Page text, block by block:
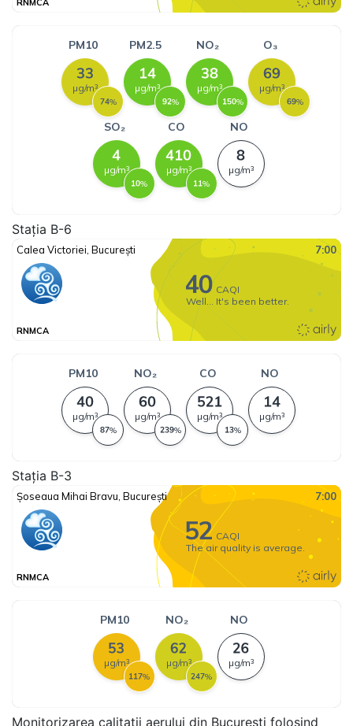
Stația B-6
Stația B-3
Monitorizarea calitatii aerului din București folosind